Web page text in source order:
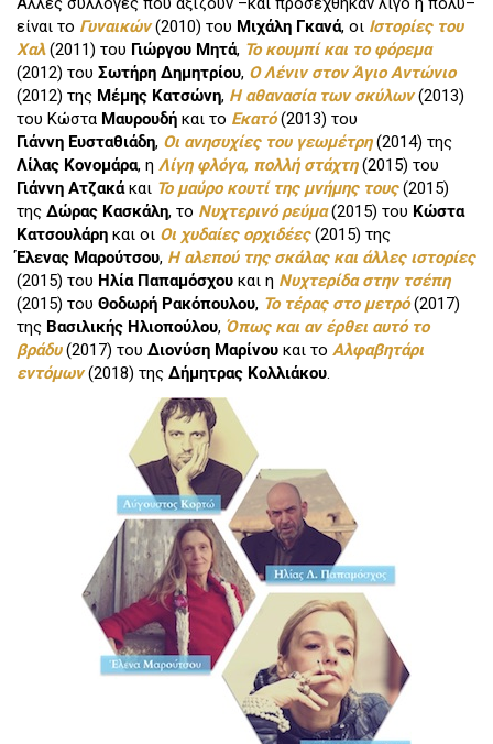
είναι το Γυναικών(2010) του Μιχάλη Γκανά, οι Ιστορίες του
Χαλ(2011) του Γιώργου Μητά, Το κουμπί και το φόρεμα
(2012) του Σωτήρη Δημητρίου, Ο Λένιν στον Άγιο Αντώνιο
(2012) της Μέμης Κατσώνη, Η αθανασία των σκύλων(2013)
του Κώστα Μαυρουδή και το Εκατό(2013) του
Γιάννη Ευσταθιάδη, Οι ανησυχίες του γεωμέτρη(2014) της
Λίλας Κονομάρα, η Λίγη φλόγα, πολλή στάχτη(2015) του
Γιάννη Ατζακάκαι Το μαύρο κουτί της μνήμης τους(2015)
της Δώρας Κασκάλη, το Νυχτερινό ρεύμα(2015) του Κώστα
Κατσουλάρη και οι Οι χυδαίες ορχιδέες(2015) της
Έλενας Μαρούτσου, Η αλεπού της σκάλας και άλλες ιστορίες
(2015) του Ηλία Παπαμόσχου και η Νυχτερίδα στην τσέπη
(2015) του Θοδωρή Ρακόπουλου, Το τέρας στο μετρό (2017)
της Βασιλικής Ηλιοπούλου, Όπως και αν έρθει αυτό το
βράδυ(2017) του Διονύση Μαρίνου και το Αλφαβητάρι
εντόμων(2018) της Δήμητρας Κολλιάκου.